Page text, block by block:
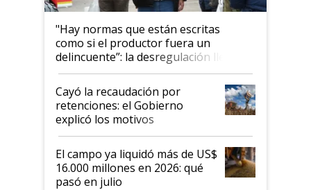
"Hay normas que están escritas
como si el productor fuera un
delincuente”: la desregulación llegó
al Congreso Aapresid y hasta se
habló del financiamiento al IPCVA
Cayó la recaudación por
retenciones: el Gobierno
explicó los motivos
El campo ya liquidó más de US$
16.000 millones en 2026: qué
pasó en julio